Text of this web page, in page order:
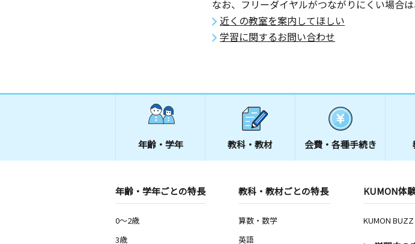
なお、フリーダイヤルがつながりにくい場合
近くの教室を案内してほしい
学習に関するお問い合わせ
年齢・学年 教科・教材 会費・ 各種手続き
年齢・学年ごとの特長
0～2歳
3歳
教科・教材ごとの特長
算数・数学
英語
KUMON体
KUMON BUZZ